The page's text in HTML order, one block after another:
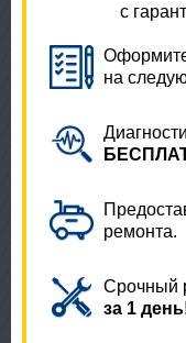
с
на
ремонта.
Срочный
за 1